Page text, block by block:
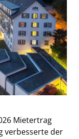
Mietertrag
verbesserte der